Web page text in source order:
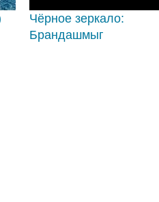
Чёрное зеркало:
Брандашмыг